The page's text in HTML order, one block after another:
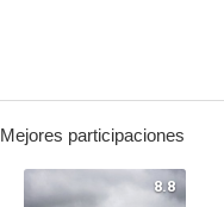
Mejores participaciones
8.8